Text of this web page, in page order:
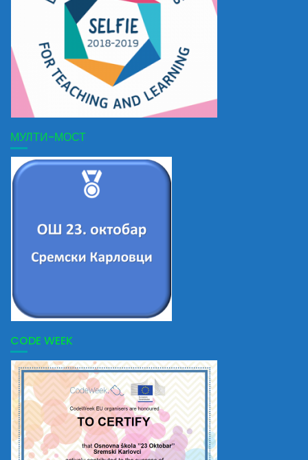
МУЛТИ-МОСТ
CODE WEEK